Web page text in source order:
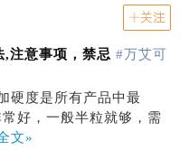
关注
,注意事项，禁忌 #万艾可
硬度是所有产品中最
好，一般半粒就够，需
文»